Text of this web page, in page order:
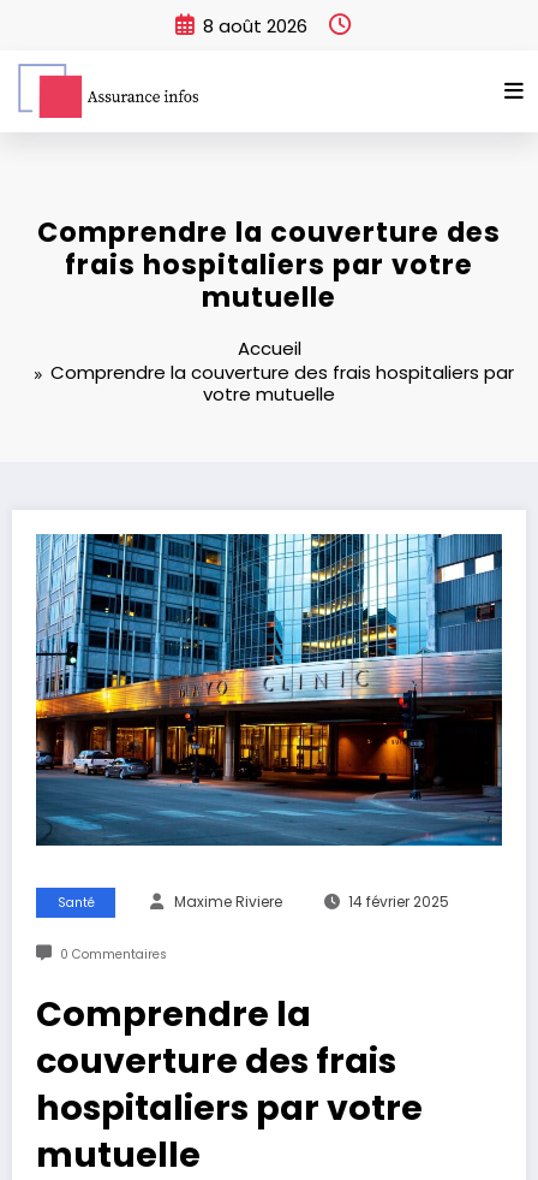
8 août 2026
Comprendre la couverture des
frais hospitaliers par votre
mutuelle
Accueil
Comprendre la couverture des frais hospitaliers par
votre mutuelle
Santé Maxime Riviere 14 février 2025
0 Commentaires
Comprendre la
couverture des frais
hospitaliers par votre
mutuelle